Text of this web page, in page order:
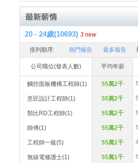
20 - 24歲(10693) 3 new
排列順序: 熱門報告 最多報告
公司職位(發表人數) 平均年薪
觸控面板機構工程師(1) 55萬2千
意匠設計工程師(1) 55萬2千
類比RD工程師(1) 55萬2千
師傅(1) 55萬2千
工程師一級(5) 55萬1千
無線電修護士(1) 55萬1千